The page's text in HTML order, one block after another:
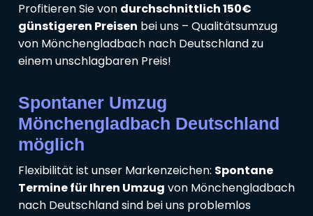
Profitieren Sie von durchschnittlich 150€
günstigeren Preisen bei uns – Qualitätsumzug
von Mönchengladbach nach Deutschland zu
einem unschlagbaren Preis!
Spontaner Umzug
Mönchengladbach Deutschland
möglich
Flexibilität ist unser Markenzeichen: Spontane
Termine für Ihren Umzug von Mönchengladbach
nach Deutschland sind bei uns problemlos